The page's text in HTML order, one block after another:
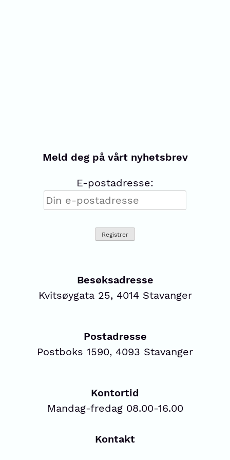
Meld deg på vårt nyhetsbrev
E-postadresse:
Besøksadresse
Kvitsøygata 25, 4014 Stavanger
Postadresse
Postboks 1590, 4093 Stavanger
Kontortid
Mandag-fredag 08.00-16.00
Kontakt